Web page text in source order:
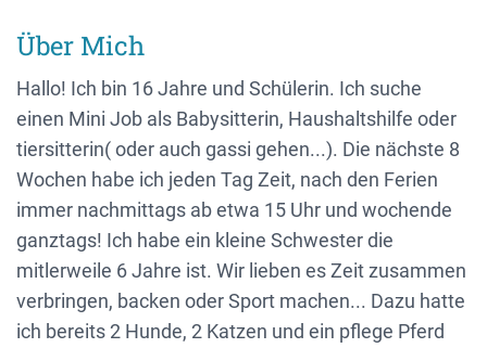
Über Mich
Hallo! Ich bin 16 Jahre und Schülerin. Ich suche
einen Mini Job als Babysitterin, Haushaltshilfe oder
tiersitterin( oder auch gassi gehen...). Die nächste 8
Wochen habe ich jeden Tag Zeit, nach den Ferien
immer nachmittags ab etwa 15 Uhr und wochende
ganztags! Ich habe ein kleine Schwester die
mitlerweile 6 Jahre ist. Wir lieben es Zeit zusammen
verbringen, backen oder Sport machen... Dazu hatte
ich bereits 2 Hunde, 2 Katzen und ein pflege Pferd